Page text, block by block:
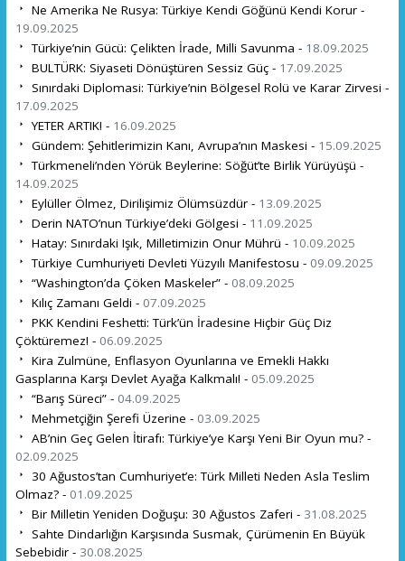
Ne Amerika Ne Rusya: Türkiye Kendi Göğünü Kendi Korur -
19.09.2025
Türkiye’nin Gücü: Çelikten İrade, Milli Savunma - 18.09.2025
BULTÜRK: Siyaseti Dönüştüren Sessiz Güç - 17.09.2025
Sınırdaki Diplomasi: Türkiye’nin Bölgesel Rolü ve Karar Zirvesi -
17.09.2025
YETER ARTIK! - 16.09.2025
Gündem: Şehitlerimizin Kanı, Avrupa’nın Maskesi - 15.09.2025
Türkmeneli’nden Yörük Beylerine: Söğüt’te Birlik Yürüyüşü -
14.09.2025
Eylüller Ölmez, Dirilişimiz Ölümsüzdür - 13.09.2025
Derin NATO’nun Türkiye’deki Gölgesi - 11.09.2025
Hatay: Sınırdaki Işık, Milletimizin Onur Mührü - 10.09.2025
Türkiye Cumhuriyeti Devleti Yüzyılı Manifestosu - 09.09.2025
“Washington’da Çöken Maskeler” - 08.09.2025
Kılıç Zamanı Geldi - 07.09.2025
PKK Kendini Feshetti: Türk’ün İradesine Hiçbir Güç Diz
Çöktüremez! - 06.09.2025
Kira Zulmüne, Enflasyon Oyunlarına ve Emekli Hakkı
Gasplarına Karşı Devlet Ayağa Kalkmalı! - 05.09.2025
“Barış Süreci” - 04.09.2025
Mehmetçiğin Şerefi Üzerine - 03.09.2025
AB’nin Geç Gelen İtirafı: Türkiye’ye Karşı Yeni Bir Oyun mu? -
02.09.2025
30 Ağustos’tan Cumhuriyet’e: Türk Milleti Neden Asla Teslim
Olmaz? - 01.09.2025
Bir Milletin Yeniden Doğuşu: 30 Ağustos Zaferi - 31.08.2025
Sahte Dindarlığın Karşısında Susmak, Çürümenin En Büyük
Sebebidir - 30.08.2025